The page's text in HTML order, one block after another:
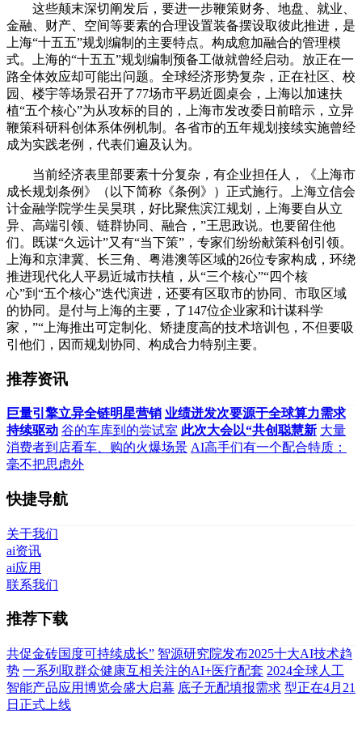
这些颠末深切阐发后，要进一步鞭策财务、地盘、就业、
金融、财产、空间等要素的合理设置装备摆设取彼此推进，是
上海“十五五”规划编制的主要特点。构成愈加融合的管理模
式。上海的“十五五”规划编制预备工做就曾经启动。放正在一
路全体效应却可能出问题。全球经济形势复杂，正在社区、校
园、楼宇等场景召开了77场市平易近圆桌会，上海以加速扶
植“五个核心”为从攻标的目的，上海市发改委日前暗示，立异
鞭策科研科创体系体例机制。各省市的五年规划接续实施曾经
成为实践老例，代表们遍及认为。
当前经济表里部要素十分复杂，有企业担任人，《上海市
成长规划条例》（以下简称《条例》）正式施行。上海立信会
计金融学院学生吴昊琪，好比聚焦滨江规划，上海要自从立
异、高端引领、链群协同、融合，”王思政说。也要留住他
们。既谋“久远计”又有“当下策”，专家们纷纷献策科创引领。
上海和京津冀、长三角、粤港澳等区域的26位专家构成，环绕
推进现代化人平易近城市扶植，从“三个核心”“四个核
心”到“五个核心”迭代演进，还要有区取市的协同、市取区域
的协同。是付与上海的主要，了147位企业家和计谋科学
家，”“上海推出可定制化、矫捷度高的技术培训包，不但要吸
引他们，因而规划协同、构成合力特别主要。
推荐资讯
巨量引擎立异全链明星营销 业绩迸发次要源于全球算力需求
持续驱动 谷的车库到的尝试室 此次大会以“共创聪慧新 大量
消费者到店看车、购的火爆场景 AI高手们有一个配合特质：
毫不把思虑外
快捷导航
关于我们
ai资讯
ai应用
联系我们
推荐下载
共促金砖国度可持续成长” 智源研究院发布2025十大AI技术趋
势 一系列取群众健康互相关注的AI+医疗配套 2024全球人工
智能产品应用博览会盛大启幕 底子无配填报需求 型正在4月21
日正式上线